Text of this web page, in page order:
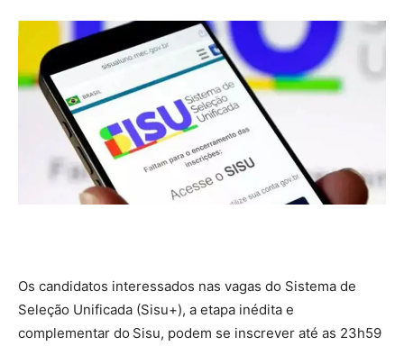
Os candidatos interessados nas vagas do Sistema de
Seleção Unificada (Sisu+), a etapa inédita e
complementar do Sisu, podem se inscrever até as 23h59